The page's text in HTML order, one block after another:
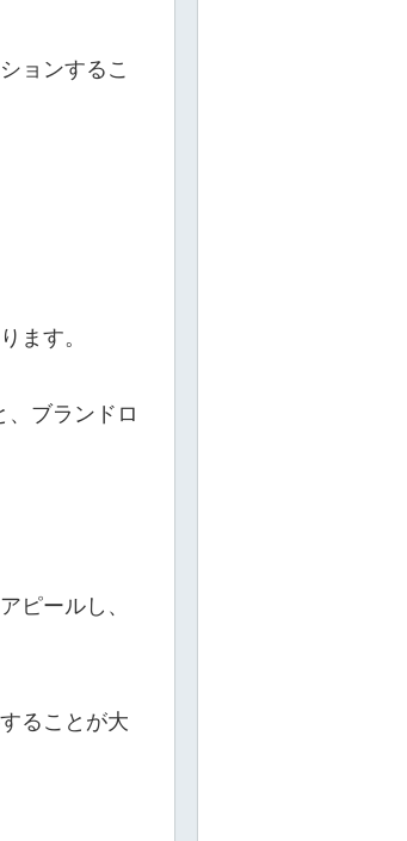
ョンするこ
ます。
ブランドロ
ピールし、
ることが大